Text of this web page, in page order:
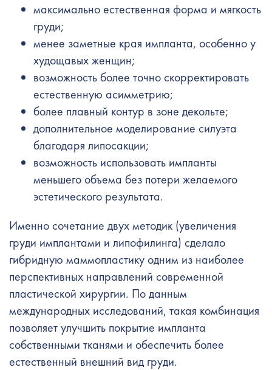
максимально естественная форма и мягкость
груди;
менее заметные края импланта, особенно у
худощавых женщин;
возможность более точно скорректировать
естественную асимметрию;
более плавный контур в зоне декольте;
дополнительное моделирование силуэта
благодаря липосакции;
возможность использовать импланты
меньшего объема без потери желаемого
эстетического результата.
Именно сочетание двух методик (увеличения
груди имплантами и липофилинга) сделало
гибридную маммопластику одним из наиболее
перспективных направлений современной
пластической хирургии. По данным
международных исследований, такая комбинация
позволяет улучшить покрытие импланта
собственными тканями и обеспечить более
естественный внешний вид груди.